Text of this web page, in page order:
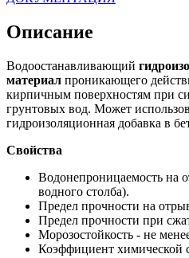
Описание
Водоостанавливающий
материал проникающего
кирпичным поверхностям при
грунтовых вод. Может
гидроизоляционная добавка в
Свойства
Водонепроницаемость на
водного столба).
Предел прочности на
Предел прочности при
Морозостойкость - не
Коэффициент химической